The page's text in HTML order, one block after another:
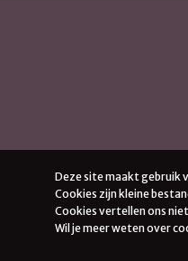
Deze site maakt gebruik
Cookies zijn kleine
Cookies vertellen ons
Wil je meer weten over